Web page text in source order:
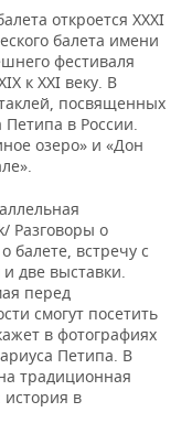
откроется XXXI
балета имени
фестиваля
к XXI веку. В
посвященных
Петипа в России.
озеро» и «Дон
Разговоры о
балете, встречу с
две выставки.
перед
смогут посетить
в фотографиях
Петипа. В
традиционная
история в